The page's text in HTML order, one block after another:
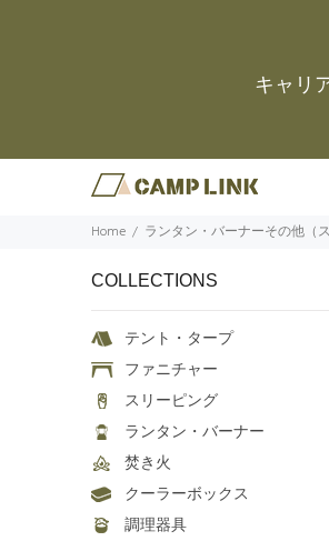
キャリ
Home ランタン・バーナーその他（
COLLECTIONS
テント・タープ
ファニチャー
スリーピング
ランタン・バーナー
焚き火
クーラーボックス
調理器具